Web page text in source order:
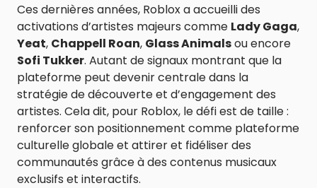
Ces dernières années, Roblox a accueilli des
activations d’artistes majeurs comme Lady Gaga,
Yeat, Chappell Roan, Glass Animalsou encore
Sofi Tukker. Autant de signaux montrant que la
plateforme peut devenir centrale dans la
stratégie de découverte et d’engagement des
artistes. Cela dit, pour Roblox, le défi est de taille :
renforcer son positionnement comme plateforme
culturelle globale et attirer et fidéliser des
communautés grâce à des contenus musicaux
exclusifs et interactifs.